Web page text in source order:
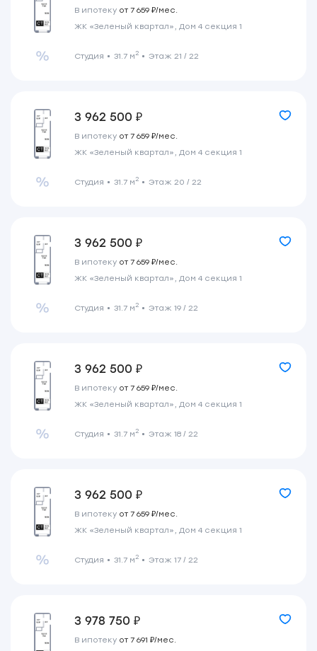
В ипотеку от 7 659 ₽/мес.
ЖК «Зеленый квартал», Дом 4 секция 1
Студия 31.7 м2 Этаж 21 / 22
3 962 500 ₽
В ипотеку от 7 659 ₽/мес.
ЖК «Зеленый квартал», Дом 4 секция 1
Студия 31.7 м2 Этаж 20 / 22
3 962 500 ₽
В ипотеку от 7 659 ₽/мес.
ЖК «Зеленый квартал», Дом 4 секция 1
Студия 31.7 м2 Этаж 19 / 22
3 962 500 ₽
В ипотеку от 7 659 ₽/мес.
ЖК «Зеленый квартал», Дом 4 секция 1
Студия 31.7 м2 Этаж 18 / 22
3 962 500 ₽
В ипотеку от 7 659 ₽/мес.
ЖК «Зеленый квартал», Дом 4 секция 1
Студия 31.7 м2 Этаж 17 / 22
3 978 750 ₽
В ипотеку от 7 691 ₽/мес.